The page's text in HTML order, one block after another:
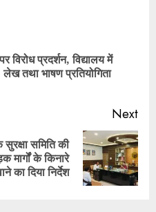
विरोध प्रदर्शन, विद्यालय में
तथा भाषण प्रतियोगिता
Next
समिति की
मार्गों के किनारे
का दिया निर्देश